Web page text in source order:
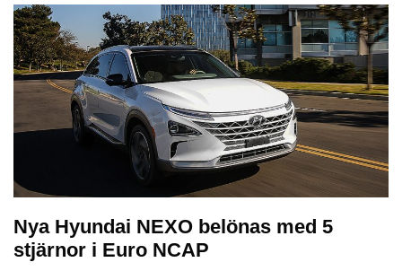
Nya Hyundai NEXO belönas med 5
stjärnor i Euro NCAP